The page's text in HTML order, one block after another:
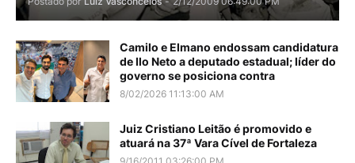
Camilo e Elmano endossam candidatura
de Ilo Neto a deputado estadual; líder do
governo se posiciona contra
8/02/2026 11:13:00 AM
Juiz Cristiano Leitão é promovido e
atuará na 37ª Vara Cível de Fortaleza